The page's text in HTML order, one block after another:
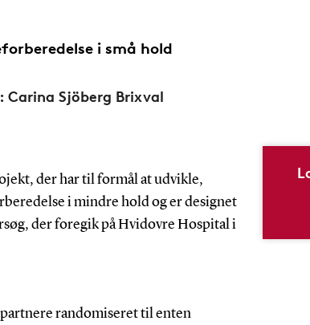
i små hold
Sjöberg Brixval
der har til formål at udvikle,
i mindre hold og er designet
der foregik på Hvidovre Hospital i
randomiseret til enten